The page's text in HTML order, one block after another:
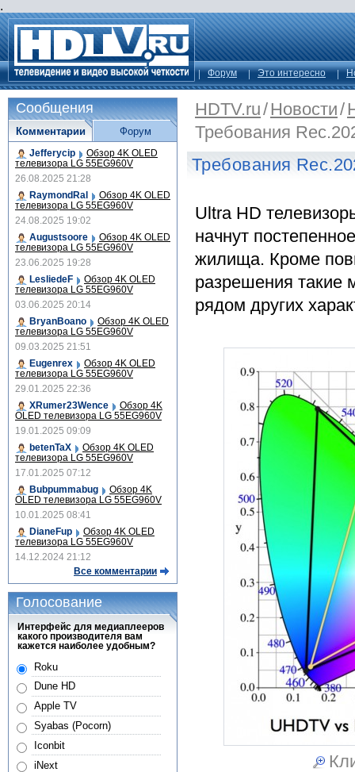
.
Форум Это интересно
HDTV.ru/Новости/
Требования
Требования
Ultra HD
начнут
жилища. Кроме
разрешения такие
рядом других
Сообщения
Комментарии
Jefferycip Обзор 4K OLED
телевизора LG 55EG960V
26.08.2025 21:28
RaymondRal
Обзор 4K OLED
телевизора LG 55EG960V
24.08.2025 19:02
Augustsoore
Обзор 4K OLED
телевизора LG 55EG960V
23.06.2025 19:28
LesliedeF
Обзор 4K OLED
телевизора LG 55EG960V
03.06.2025 20:14
BryanBoano
Обзор 4K OLED
телевизора LG 55EG960V
09.03.2025 21:51
Eugenrex
Обзор 4K OLED
телевизора LG 55EG960V
29.01.2025 22:36
XRumer23Wence
Обзор 4K
OLED телевизора LG 55EG960V
19.01.2025 09:09
betenTaX
Обзор 4K OLED
телевизора LG 55EG960V
17.01.2025 07:12
Bubpummabug
Обзор 4K
OLED телевизора LG 55EG960V
10.01.2025 08:41
DianeFup
Обзор 4K OLED
телевизора LG 55EG960V
14.12.2024 21:12
Все комментарии
Форум
Голосование
Интерфейс для медиаплееров
какого производителя вам
кажется наиболее удобным?
Roku
Dune HD
Apple TV
Syabas (Pocorn)
Iconbit
iNext